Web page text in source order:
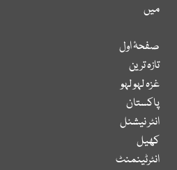
میں
صفحۂ اول
تازہ ترین
غزہ لہو لہو
پاکستان
انٹر نیشنل
کھیل
انٹرٹینمنٹ